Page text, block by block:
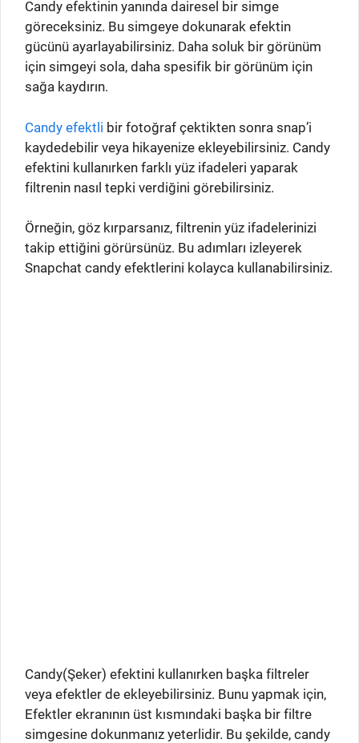
Candy efektinin yanında dairesel bir simge
göreceksiniz. Bu simgeye dokunarak efektin
gücünü ayarlayabilirsiniz. Daha soluk bir görünüm
için simgeyi sola, daha spesifik bir görünüm için
sağa kaydırın.
Candy efektli bir fotoğraf çektikten sonra snap’i
kaydedebilir veya hikayenize ekleyebilirsiniz. Candy
efektini kullanırken farklı yüz ifadeleri yaparak
filtrenin nasıl tepki verdiğini görebilirsiniz.
Örneğin, göz kırparsanız, filtrenin yüz ifadelerinizi
takip ettiğini görürsünüz. Bu adımları izleyerek
Snapchat candy efektlerini kolayca kullanabilirsiniz.
Candy(Şeker) efektini kullanırken başka filtreler
veya efektler de ekleyebilirsiniz. Bunu yapmak için,
Efektler ekranının üst kısmındaki başka bir filtre
simgesine dokunmanız yeterlidir. Bu şekilde, candy